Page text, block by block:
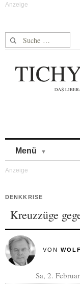
Suche nach:
Menü
DENKKRISE
Kreuzzüge
VON
Sa, 2.